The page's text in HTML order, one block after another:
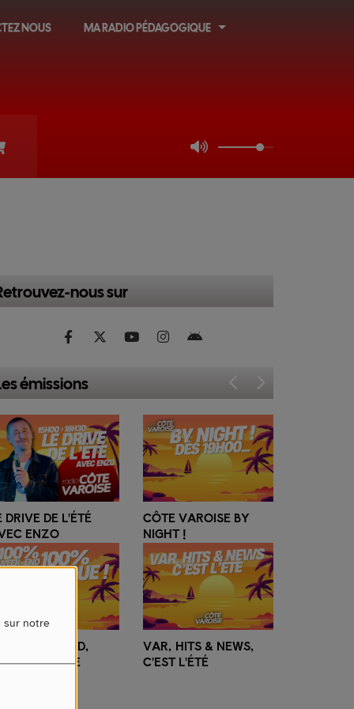
sur notre
NOUS MA RADIO PÉDAGOGIQUE
nous sur
émissions
VAROISE BY
!
HITS & NEWS,
L'ÉTÉ
LA MATINALE
ESTIVALE AVEC KYEL